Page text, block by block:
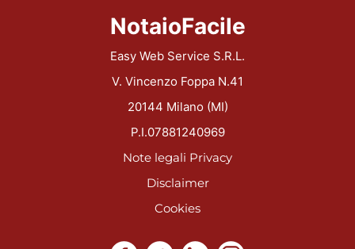
NotaioFacile
Easy Web Service S.R.L.
V. Vincenzo Foppa N.41
20144 Milano (MI)
P.I.07881240969
Note legali Privacy
Disclaimer
Cookies